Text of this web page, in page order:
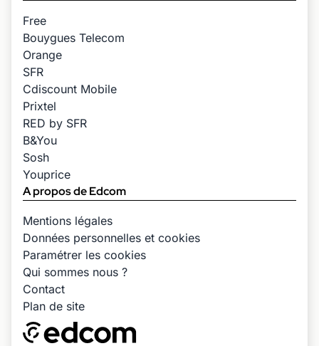
Free
Bouygues Telecom
Orange
SFR
Cdiscount Mobile
Prixtel
RED by SFR
B&You
Sosh
Youprice
A propos de Edcom
Mentions légales
Données personnelles et cookies
Paramétrer les cookies
Qui sommes nous ?
Contact
Plan de site